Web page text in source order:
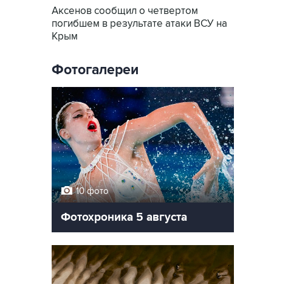
Аксенов сообщил о четвертом
погибшем в результате атаки ВСУ на
Крым
Фотогалереи
10 фото
Фотохроника 5 августа